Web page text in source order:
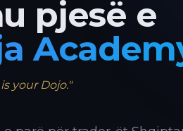
pjesë e
your Dojo."